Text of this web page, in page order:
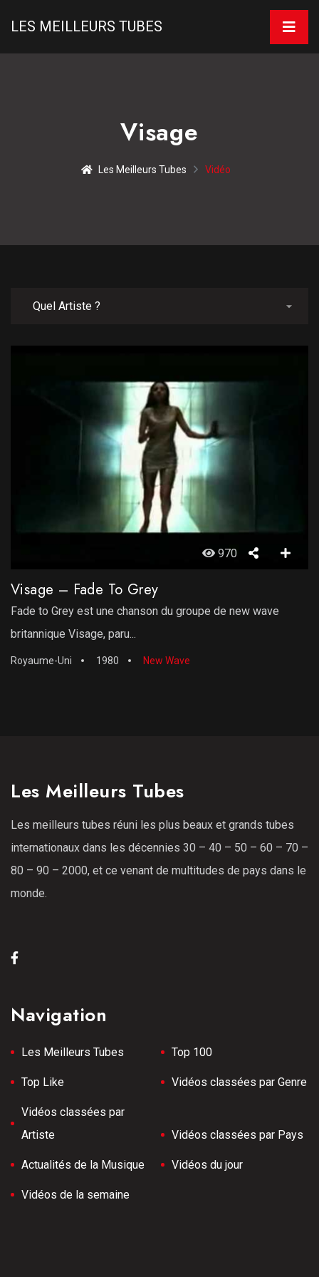
LES MEILLEURS TUBES
Visage
Les Meilleurs Tubes Vidéo
970
Visage – Fade To Grey
Fade to Grey est une chanson du groupe de new wave
britannique Visage, paru...
Royaume-Uni 1980 New Wave
Les Meilleurs Tubes
Les meilleurs tubes réuni les plus beaux et grands tubes
internationaux dans les décennies 30 – 40 – 50 – 60 – 70 –
80 – 90 – 2000, et ce venant de multitudes de pays dans le
monde.
Navigation
Les Meilleurs Tubes Top 100
Top Like Vidéos classées par Genre
Vidéos classées par
Artiste
Vidéos classées par Pays
Actualités de la Musique Vidéos du jour
Vidéos de la semaine